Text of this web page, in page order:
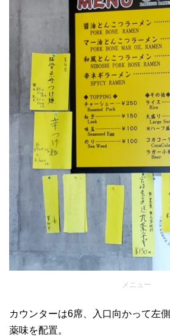
メニュー
カウンターは6席、入口向かって左
薬味を配置。